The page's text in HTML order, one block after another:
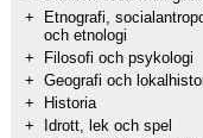
+
Etnografi,
och etnologi
+
Filosofi och psykologi
+ Geografi och
+
Historia
+
Idrott, lek och spel